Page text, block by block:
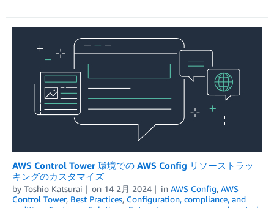
AWS Control Tower 環境での AWS Config リソーストラッ
キングのカスタマイズ
by Toshio Katsurai on 14 2月 2024 in AWS Config, AWS
Control Tower, Best Practices, Configuration, compliance, and